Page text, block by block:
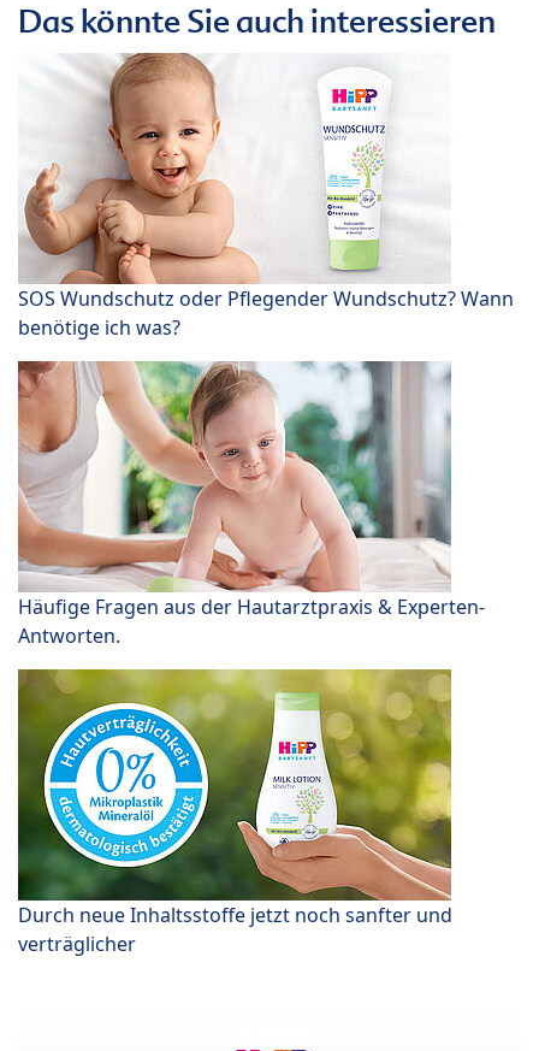
Das könnte Sie auch interessieren
SOS Wundschutz oder Pflegender Wundschutz? Wann
benötige ich was?
Häufige Fragen aus der Hautarztpraxis & Experten-
Antworten.
Durch neue Inhaltsstoffe jetzt noch sanfter und
verträglicher